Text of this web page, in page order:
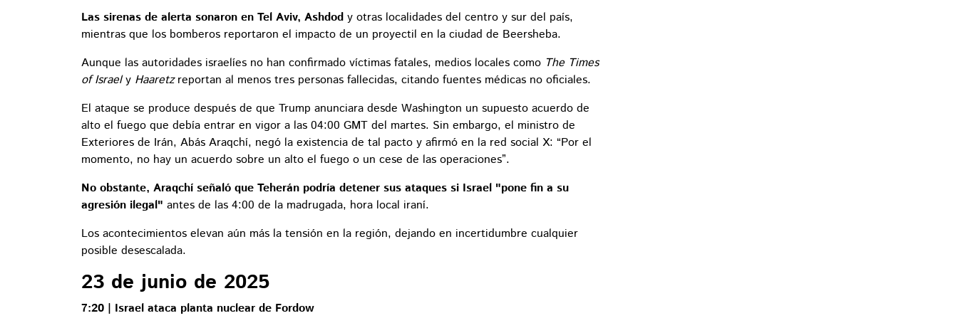
Las sirenas de alerta sonaron en Tel Aviv, Ashdod y otras localidades del centro y sur del país,
mientras que los bomberos reportaron el impacto de un proyectil en la ciudad de Beersheba.
Aunque las autoridades israelíes no han confirmado víctimas fatales, medios locales como The Times
of Israely Haaretzreportan al menos tres personas fallecidas, citando fuentes médicas no oficiales.
El ataque se produce después de que Trump anunciara desde Washington un supuesto acuerdo de
alto el fuego que debía entrar en vigor a las 04:00 GMT del martes. Sin embargo, el ministro de
Exteriores de Irán, Abás Araqchí, negó la existencia de tal pacto y afirmó en la red social X: “Por el
momento, no hay un acuerdo sobre un alto el fuego o un cese de las operaciones”.
No obstante, Araqchí señaló que Teherán podría detener sus ataques si Israel "pone fin a su
agresión ilegal" antes de las 4:00 de la madrugada, hora local iraní.
Los acontecimientos elevan aún más la tensión en la región, dejando en incertidumbre cualquier
posible desescalada.
23 de junio de 2025
7:20 | Israel ataca planta nuclear de Fordow